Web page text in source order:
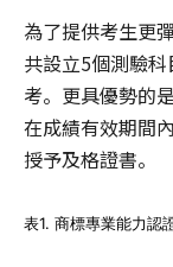
為了提供考生更
共設立5個測驗
考。更具優勢的
在成績有效期間
授予及格證書。
表1. 商標專業能力認